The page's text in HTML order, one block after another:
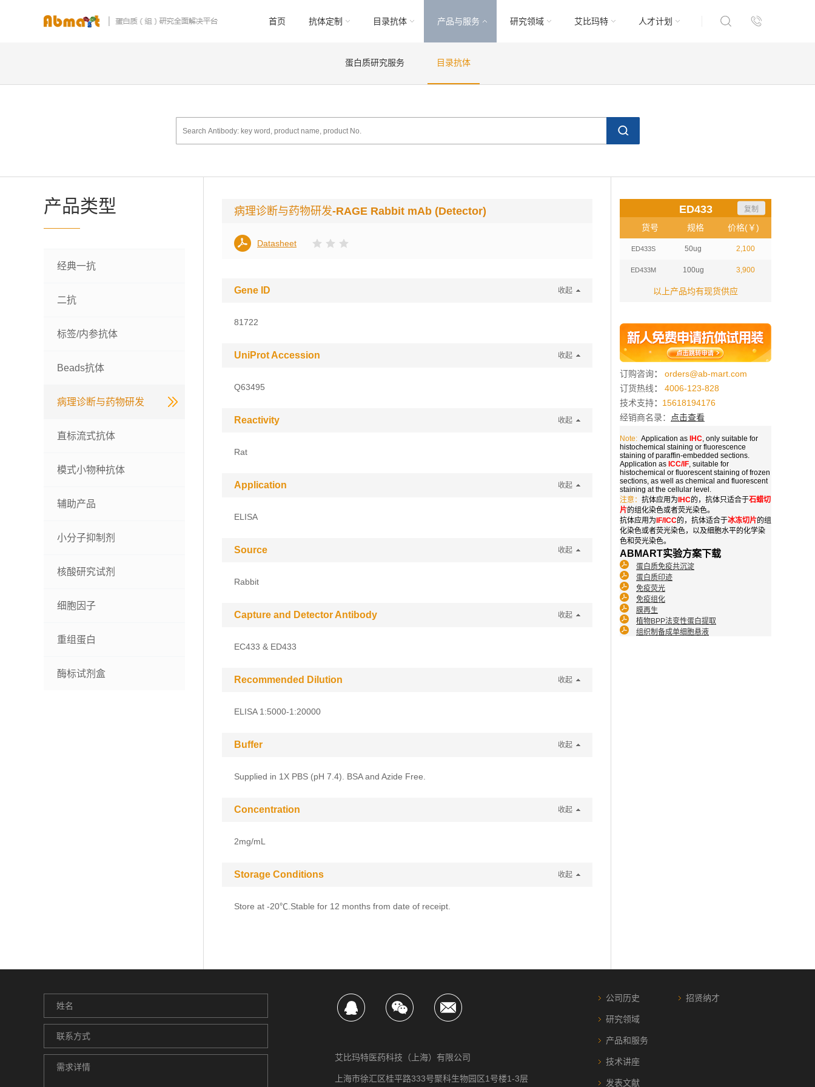
首页 抗体定制 目录抗体 产品与服务 研究领域 艾比玛特 人才计划
蛋白质研究服务 目录抗体
产品类型
经典一抗
二抗
标签/内参抗体
Beads抗体
病理诊断与药物研发
直标流式抗体
模式小物种抗体
辅助产品
小分子抑制剂
核酸研究试剂
细胞因子
重组蛋白
酶标试剂盒
ED433 复制
货号 规格 价格(￥)
ED433S 50ug 2,100
ED433M 100ug 3,900
以上产品均有现货供应
订购咨询：
orders@ab-mart.com
订货热线：
4006-123-828
技术支持： 15618194176
经销商名录：
点击查看
Note: Application as IHC, only suitable for
histochemical staining or fluorescence
staining of paraffin-embedded sections.
Application as ICC/IF, suitable for
histochemical or fluorescent staining of frozen
sections, as well as chemical and fluorescent
staining at the cellular level.
注意： 抗体应用为 IHC的，抗体只适合于石蜡切
片的组化染色或者荧光染色。
抗体应用为 IF/ICC的，抗体适合于冰冻切片的组
化染色或者荧光染色，以及细胞水平的化学染
色和荧光染色。
ABMART实验方案下载
蛋白质免疫共沉淀
蛋白质印迹
免疫荧光
免疫组化
膜再生
植物BPP法变性蛋白提取
组织制备成单细胞悬液
病理诊断与药物研发-RAGE Rabbit mAb (Detector)
Datasheet
Gene ID 收起
81722
UniProt Accession 收起
Q63495
Reactivity 收起
Rat
Application 收起
ELISA
Source 收起
Rabbit
Capture and Detector Antibody 收起
EC433 & ED433
Recommended Dilution 收起
ELISA 1:5000-1:20000
Buffer 收起
Supplied in 1X PBS (pH 7.4). BSA and Azide Free.
Concentration 收起
2mg/mL
Storage Conditions 收起
Store at -20℃.Stable for 12 months from date of receipt.
艾比玛特医药科技（上海）有限公司
上海市徐汇区桂平路333号聚科生物园区1号楼1-3层
公司历史
研究领域
产品和服务
技术讲座
发表文献
招贤纳才